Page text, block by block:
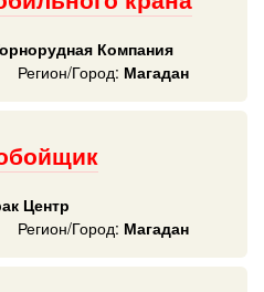
Компания
Регион/Город: Магадан
Центр
Регион/Город: Магадан